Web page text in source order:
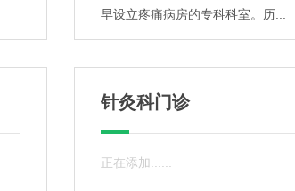
早设立疼痛病房的专科科室。历...
针灸科门诊
正在添加......